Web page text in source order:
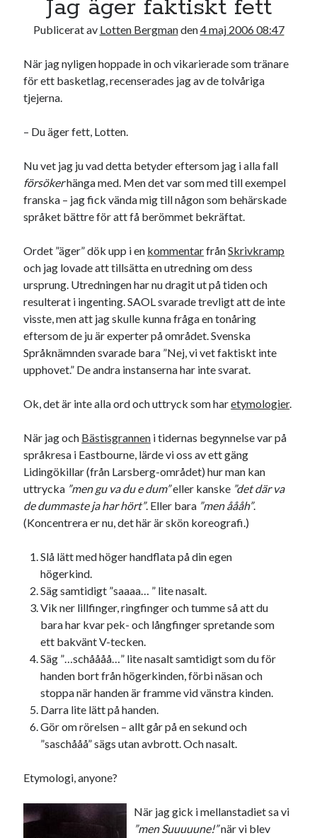
18 20 21 22 23
29
31
« jul
Sök
Kategorier
Etiketter
#blogg100 allmänbildning barn
barnen
död England fest film fotboll
historia hotell jobb
Julkalenderfacit Julkalendern
julkalendern 2021 Julkalendern 2024 konst
kåseri lifvet Lund mat minne
nostalgi ord radio recept
reklam resa sekrutt
sommar språk språkpolis
Stockholm svenska tåg
USA
Dessa har något gemensamt
Onödiga citattecken
Dessa har något helt annat gemensamt
Jag äger faktiskt fett
Publicerat av Lotten Bergmanden4 maj 2006 08:47
När jag nyligen hoppade in och vikarierade som tränare
för ett basketlag, recenserades jag av de tolvåriga
tjejerna.
– Du äger fett, Lotten.
Nu vet jag ju vad detta betyder eftersom jag i alla fall
försökerhänga med. Men det var som med till exempel
franska – jag fick vända mig till någon som behärskade
språket bättre för att få berömmet bekräftat.
Ordet ”äger” dök upp i en kommentarfrånSkrivkramp
och jag lovade att tillsätta en utredning om dess
ursprung. Utredningen har nu dragit ut på tiden och
resulterat i ingenting. SAOL svarade trevligt att de inte
visste, men att jag skulle kunna fråga en tonåring
eftersom de ju är experter på området. Svenska
Språknämnden svarade bara ”Nej, vi vet faktiskt inte
upphovet.” De andra instanserna har inte svarat.
Ok, det är inte alla ord och uttryck som haretymologier.
När jag och Bästisgrannen i tidernas begynnelse var på
språkresa i Eastbourne, lärde vi oss av ett gäng
Lidingökillar (från Larsberg-området) hur man kan
uttrycka ”men gu va du e dum”eller kanske ”det där va
de dummaste ja har hört”. Eller bara ”men åååh”.
(Koncentrera er nu, det här är skön koreografi.)
Slå lätt med höger handflata på din egen
högerkind.
Säg samtidigt ”saaaa… ” lite nasalt.
Vik ner lillfinger, ringfinger och tumme så att du
bara har kvar pek- och långfinger spretande som
ett bakvänt V-tecken.
Säg ”…schåååå…” lite nasalt samtidigt som du för
handen bort från högerkinden, förbi näsan och
stoppa när handen är framme vid vänstra kinden.
Darra lite lätt på handen.
Gör om rörelsen – allt går på en sekund och
”saschååå” sägs utan avbrott. Och nasalt.
Etymologi, anyone?
När jag gick i mellanstadiet sa vi
”men Suuuuune!”när vi blev